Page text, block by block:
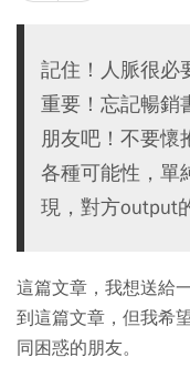
記住！人脈很必
重要！忘記暢銷
朋友吧！不要懷
各種可能性，單
現，對方output
這篇文章，我想送給
到這篇文章，但我希
同困惑的朋友。